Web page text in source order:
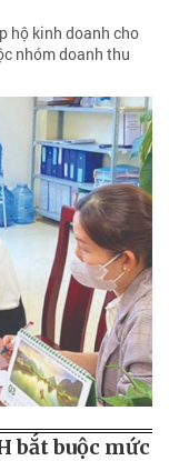
hộ kinh doanh cho
nhóm doanh thu
bắt buộc mức